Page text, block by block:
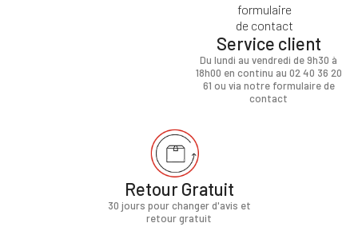
Service client
Du lundi au vendredi de 9h30 à
18h00 en continu au 02 40 36 20
61 ou via notre formulaire de
contact
Retour Gratuit
30 jours pour changer d'avis et
retour gratuit